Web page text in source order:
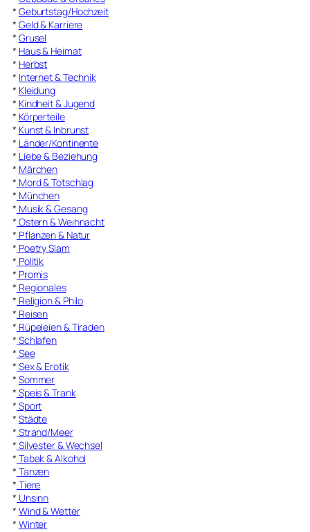
* Geburtstag/Hochzeit
* Geld & Karriere
* Grusel
* Haus & Heimat
* Herbst
* Internet & Technik
* Kleidung
* Kindheit & Jugend
* Körperteile
* Kunst & Inbrunst
* Länder/Kontinente
* Liebe & Beziehung
* Märchen
* Mord & Totschlag
* München
* Musik & Gesang
* Ostern & Weihnacht
* Pflanzen & Natur
* Poetry Slam
* Politik
* Promis
* Regionales
* Religion & Philo
* Reisen
* Rüpeleien & Tiraden
* Schlafen
* See
* Sex & Erotik
* Sommer
* Speis & Trank
* Sport
* Städte
* Strand/Meer
* Silvester & Wechsel
* Tabak & Alkohol
* Tanzen
* Tiere
* Unsinn
* Wind & Wetter
* Winter